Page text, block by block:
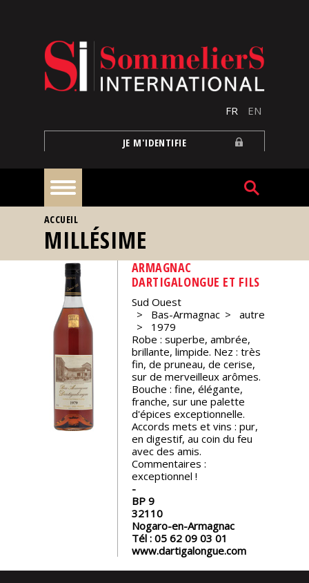
FR EN
JE M'IDENTIFIE
À
une
Reportages
Nos
Spiritueux
Notes
VOUS ÊTES ICI
ACCUEIL
MILLÉSIME
ARMAGNAC
DARTIGALONGUE ET FILS
Sud Ouest
Bas-Armagnac
autre
1979
Robe : superbe, ambrée,
brillante, limpide. Nez : très
fin, de pruneau, de cerise,
sur de merveilleux arômes.
Bouche : fine, élégante,
franche, sur une palette
d'épices exceptionnelle.
Accords mets et vins : pur,
en digestif, au coin du feu
avec des amis.
Commentaires :
exceptionnel !
BP 9
32110
Nogaro-en-Armagnac
Tél : 05 62 09 03 01
www.dartigalongue.com